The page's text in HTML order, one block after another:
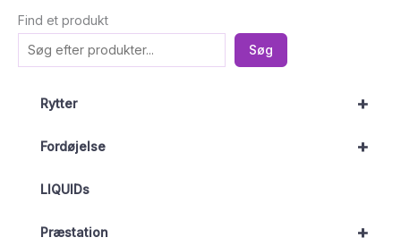
Find et produkt
Søg
+
Rytter
+
Fordøjelse
LIQUIDs
+
Præstation